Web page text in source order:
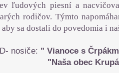
ľudových piesní a
rodičov. Týmto
sa dostali do povedomia i
nosiče: " Vianoce s
"Naša obec